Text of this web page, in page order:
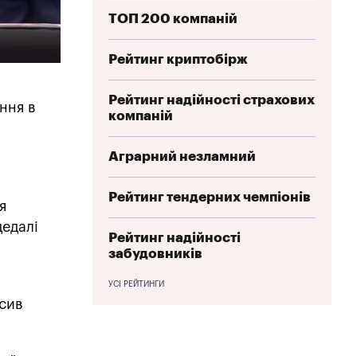
в
ТОП 200 компаній
Рейтинг криптобірж
Рейтинг надійності страхових
компаній
Аграрний незламний
Рейтинг тендерних чемпіонів
Рейтинг надійності
забудовників
УСІ РЕЙТИНГИ